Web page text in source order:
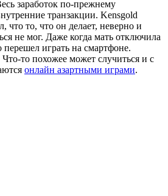
заработок по-прежнему
транзакции. Kensgold
что то, что он делает, неверно и
не мог. Даже когда мать отключила
перешел играть на смартфоне.
то похожее может случиться и с
онлайн азартными играми.